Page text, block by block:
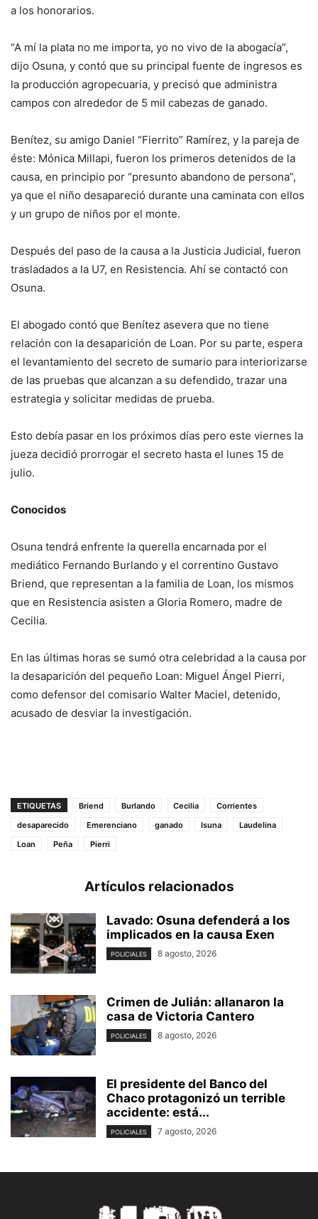
a los honorarios.
“A mí la plata no me importa, yo no vivo de la abogacía”,
dijo Osuna, y contó que su principal fuente de ingresos es
la producción agropecuaria, y precisó que administra
campos con alrededor de 5 mil cabezas de ganado.
Benítez, su amigo Daniel “Fierrito” Ramírez, y la pareja de
éste: Mónica Millapi, fueron los primeros detenidos de la
causa, en principio por “presunto abandono de persona”,
ya que el niño desapareció durante una caminata con ellos
y un grupo de niños por el monte.
Después del paso de la causa a la Justicia Judicial, fueron
trasladados a la U7, en Resistencia. Ahí se contactó con
Osuna.
El abogado contó que Benítez asevera que no tiene
relación con la desaparición de Loan. Por su parte, espera
el levantamiento del secreto de sumario para interiorizarse
de las pruebas que alcanzan a su defendido, trazar una
estrategia y solicitar medidas de prueba.
Esto debía pasar en los próximos días pero este viernes la
jueza decidió prorrogar el secreto hasta el lunes 15 de
julio.
Conocidos
Osuna tendrá enfrente la querella encarnada por el
mediático Fernando Burlando y el correntino Gustavo
Briend, que representan a la familia de Loan, los mismos
que en Resistencia asisten a Gloria Romero, madre de
Cecilia.
En las últimas horas se sumó otra celebridad a la causa por
la desaparición del pequeño Loan: Miguel Ángel Pierri,
como defensor del comisario Walter Maciel, detenido,
acusado de desviar la investigación.
ETIQUETAS Briend Burlando Cecilia
Corrientes
desaparecido
Emerenciano ganado Isuna
Laudelina
Loan
Peña Pierri
Artículos relacionados
Lavado: Osuna defenderá a los
implicados en la causa Exen
POLICIALES 8 agosto, 2026
Crimen de Julián: allanaron la
casa de Victoria Cantero
POLICIALES 8 agosto, 2026
El presidente del Banco del
Chaco protagonizó un terrible
accidente: está...
POLICIALES 7 agosto, 2026